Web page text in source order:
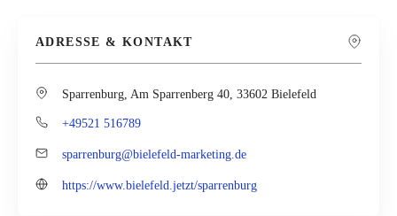
ADRESSE & KONTAKT
Sparrenburg, Am Sparrenberg 40, 33602 Bielefeld
+49521 516789
sparrenburg@bielefeld-marketing.de
https://www.bielefeld.jetzt/sparrenburg